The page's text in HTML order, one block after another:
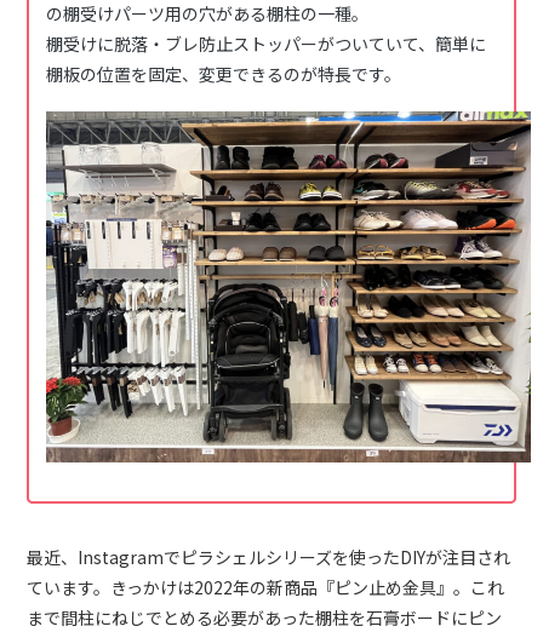
の棚受けパーツ用の穴がある棚柱の一種。
棚受けに脱落・ブレ防止ストッパーがついていて、簡単に
棚板の位置を固定、変更できるのが特長です。
最近、Instagramでピラシェルシリーズを使ったDIYが注目され
ています。きっかけは2022年の新商品『ピン止め金具』。これ
まで間柱にねじでとめる必要があった棚柱を石膏ボードにピン